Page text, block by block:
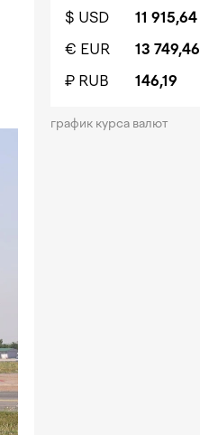
$ USD 11 915,64
€ EUR
13 749,46
₽ RUB
146,19
график курса валют